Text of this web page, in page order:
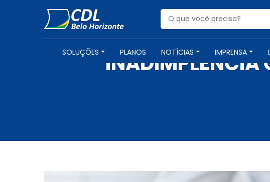
SOLUÇÕES PLANOS NOTÍCIAS IMPRENSA
INADIMPLÊNCIA